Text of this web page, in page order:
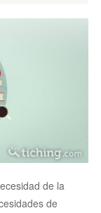
de la
de